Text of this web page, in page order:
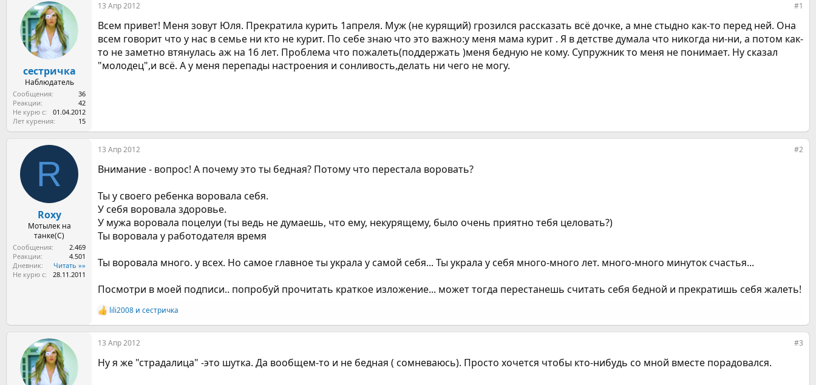
м
а
а
л
сестричка
Наблюдатель
Сообщения
36
Реакции
42
Не курю с
01.04.2012
Лет курения
15
13 Апр 2012 #1
Всем привет! Меня зовут Юля. Прекратила курить 1апреля. Муж (не курящий) грозился рассказать всё дочке, а мне стыдно как-то перед ней. Она
всем говорит что у нас в семье ни кто не курит. По себе знаю что это важно:у меня мама курит . Я в детстве думала что никогда ни-ни, а потом как-
то не заметно втянулась аж на 16 лет. Проблема что пожалеть(поддержать )меня бедную не кому. Супружник то меня не понимает. Ну сказал
"молодец",и всё. А у меня перепады настроения и сонливость,делать ни чего не могу.
R
Roxy
Мотылек на
танке(С)
Сообщения
2.469
Реакции
4.501
Дневник
Читать »»
Не курю с
28.11.2011
13 Апр 2012 #2
Внимание - вопрос! А почему это ты бедная? Потому что перестала воровать?
Ты у своего ребенка воровала себя.
У себя воровала здоровье.
У мужа воровала поцелуи (ты ведь не думаешь, что ему, некурящему, было очень приятно тебя целовать?)
Ты воровала у работодателя время
Ты воровала много. у всех. Но самое главное ты украла у самой себя... Ты украла у себя много-много лет. много-много минуток счастья...
Посмотри в моей подписи.. попробуй прочитать краткое изложение... может тогда перестанешь считать себя бедной и прекратишь себя жалеть!
Р
е
а
к
и
lili2008 и сестричка
13 Апр 2012 #3
Ну я же "страдалица" -это шутка. Да вообщем-то и не бедная ( сомневаюсь). Просто хочется чтобы кто-нибудь со мной вместе порадовался.